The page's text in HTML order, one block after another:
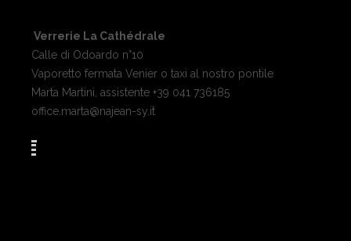
Verrerie La Cathédrale
Calle di Odoardo n°10
Vaporetto fermata Venier o taxi al nostro pontile
Marta Martini, assistente +39 041 736185
office.marta@najean-sy.it